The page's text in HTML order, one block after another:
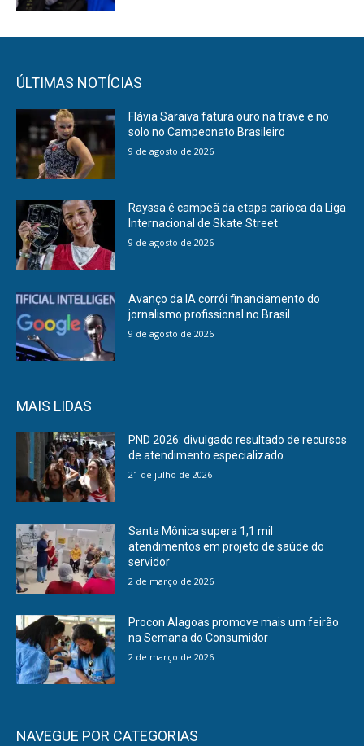
ÚLTIMAS NOTÍCIAS
Flávia Saraiva fatura ouro na trave e no
solo no Campeonato Brasileiro
9 de agosto de 2026
Rayssa é campeã da etapa carioca da Liga
Internacional de Skate Street
9 de agosto de 2026
Avanço da IA corrói financiamento do
jornalismo profissional no Brasil
9 de agosto de 2026
MAIS LIDAS
PND 2026: divulgado resultado de recursos
de atendimento especializado
21 de julho de 2026
Santa Mônica supera 1,1 mil
atendimentos em projeto de saúde do
servidor
2 de março de 2026
Procon Alagoas promove mais um feirão
na Semana do Consumidor
2 de março de 2026
NAVEGUE POR CATEGORIAS